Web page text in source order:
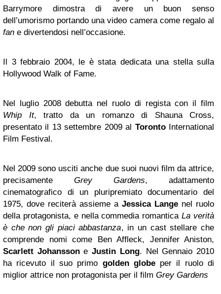
Barrymore dimostra di avere un buon senso
dell’umorismo portando una video camera come regalo al
fan e divertendosi nell’occasione.
Il 3 febbraio 2004, le è stata dedicata una stella sulla
Hollywood Walk of Fame.
Nel luglio 2008 debutta nel ruolo di regista con il film
Whip It, tratto da un romanzo di Shauna Cross,
presentato il 13 settembre 2009 al TorontoInternational
Film Festival.
Nel 2009 sono usciti anche due suoi nuovi film da attrice,
precisamente Grey Gardens, adattamento
cinematografico di un pluripremiato documentario del
1975, dove reciterà assieme a Jessica Lange nel ruolo
della protagonista, e nella commedia romanticaLa verità
è che non gli piaci abbastanza, in un cast stellare che
comprende nomi come Ben Affleck, Jennifer Aniston,
Scarlett JohanssoneJustin Long. Nel Gennaio 2010
ha ricevuto il suo primo golden globeper il ruolo di
miglior attrice non protagonista per il film Grey Gardens